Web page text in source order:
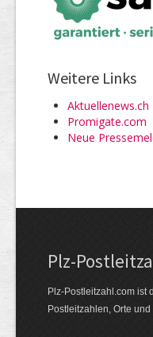
Weitere Links
Aktuellenews.ch
Promigate.com
Neue
Plz-
Plz-Postleitzahl.com ist
Postleitzahlen, Orte und